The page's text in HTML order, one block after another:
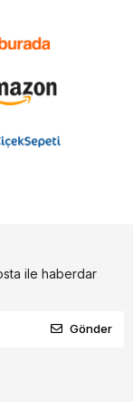
ile haberdar
Gönder